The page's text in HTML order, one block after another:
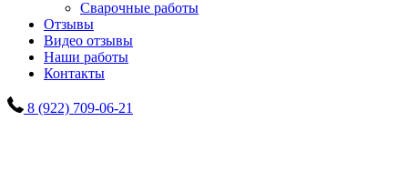
Сварочные работы
Отзывы
Видео отзывы
Наши работы
Контакты
8 (922) 709-06-21